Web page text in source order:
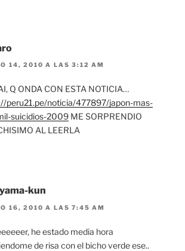
14, 2010 A LAS 3:12 AM
Q ONDA CON ESTA NOTICIA…
peru21.pe/noticia/477897/japon-mas-
suicidios-2009 ME SORPRENDIO
AL LEERLA
kun
16, 2010 A LAS 7:45 AM
he estado media hora
de risa con el bicho verde ese..